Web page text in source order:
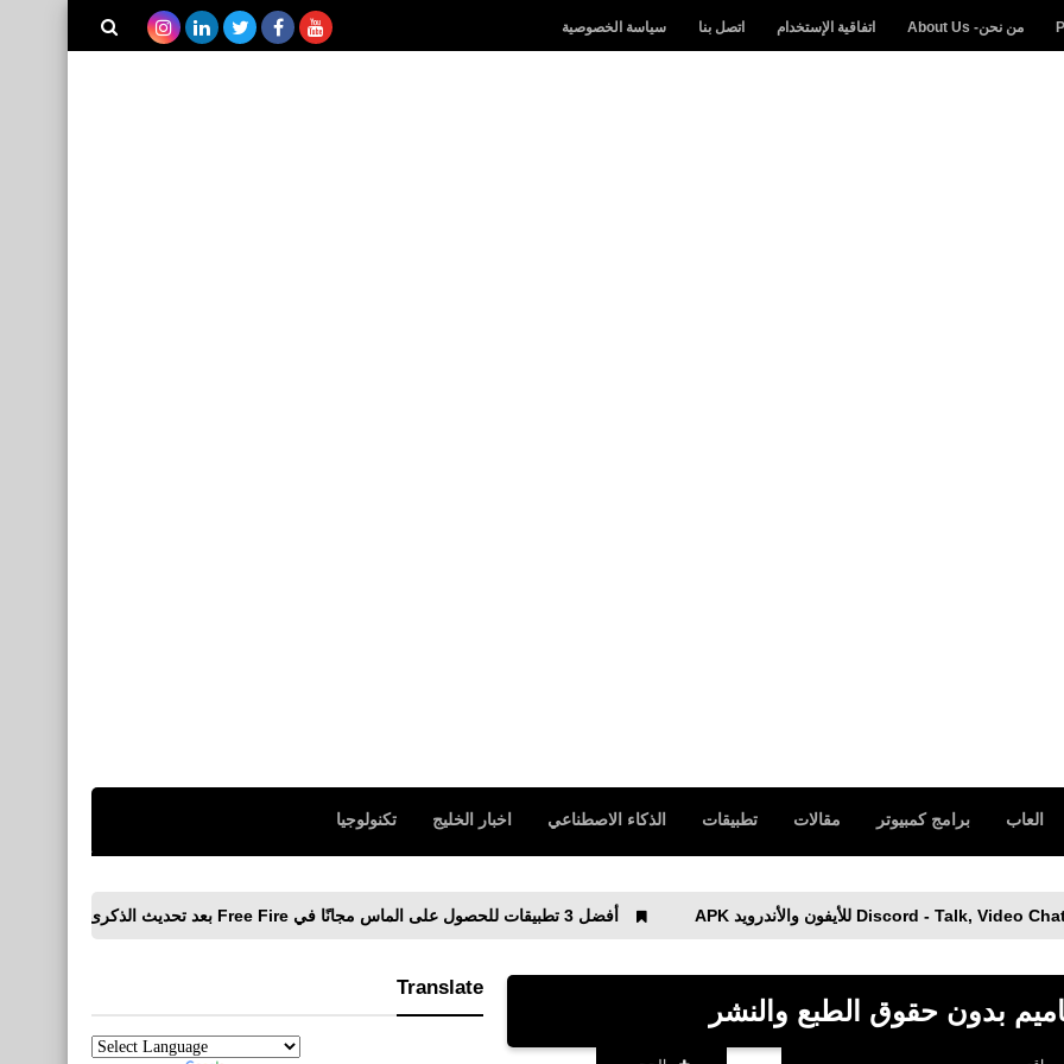
من نحن- About Us اتفاقية الإستخدام اتصل بنا سياسة الخصوصية
العاب برامج كمبيوتر مقالات تطبيقات الذكاء الاصطناعي اخبار الخليج تكنولوجيا
أفضل 3 تطبيقات للحصول على الماس مجانًا في Free Fire بعد تحديث الذكرى السنوية الرابعة
Translate